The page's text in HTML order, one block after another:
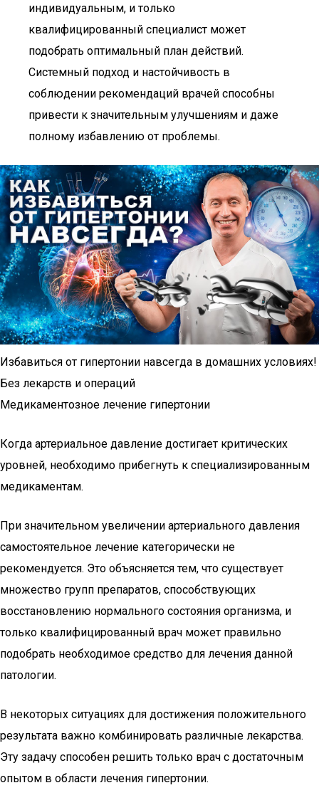
индивидуальным, и только
квалифицированный специалист может
подобрать оптимальный план действий.
Системный подход и настойчивость в
соблюдении рекомендаций врачей способны
привести к значительным улучшениям и даже
полному избавлению от проблемы.
Избавиться от гипертонии навсегда в домашних условиях!
Без лекарств и операций
Медикаментозное лечение гипертонии
Когда артериальное давление достигает критических
уровней, необходимо прибегнуть к специализированным
медикаментам.
При значительном увеличении артериального давления
самостоятельное лечение категорически не
рекомендуется. Это объясняется тем, что существует
множество групп препаратов, способствующих
восстановлению нормального состояния организма, и
только квалифицированный врач может правильно
подобрать необходимое средство для лечения данной
патологии.
В некоторых ситуациях для достижения положительного
результата важно комбинировать различные лекарства.
Эту задачу способен решить только врач с достаточным
опытом в области лечения гипертонии.